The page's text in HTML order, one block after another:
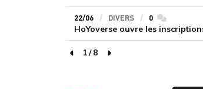
22/06 DIVERS 0commentaires
page précédente
1/8
page suivante